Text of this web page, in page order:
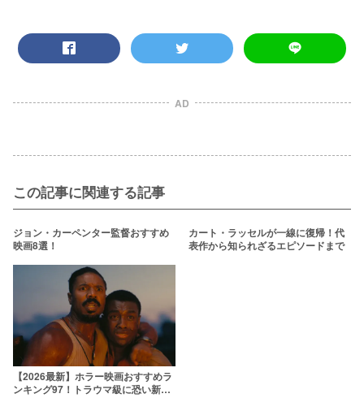
AD
この記事に関連する記事
ジョン・カーペンター監督おすすめ
映画8選！
カート・ラッセルが一線に復帰！代
表作から知られざるエピソードまで
【2026最新】ホラー映画おすすめラ
ンキング97！トラウマ級に恐い新旧